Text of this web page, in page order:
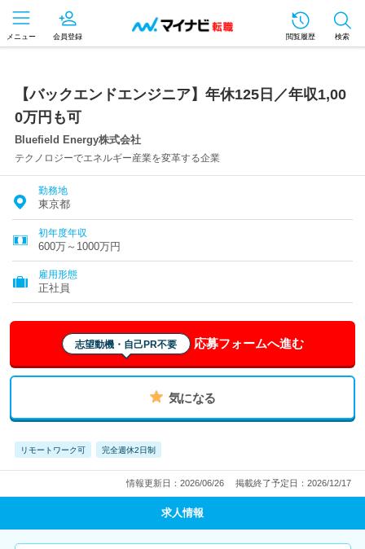
メニュー 会員登録 閲覧履歴 検索
【バックエンドエンジニア】年休125日／年収1,00
0万円も可
Bluefield Energy株式会社
テクノロジーでエネルギー産業を変革する企業
勤務地
東京都
初年度年収
600万～1000万円
雇用形態
正社員
志望動機・自己PR不要 応募フォームへ進む
気になる
リモートワーク可 完全週休2日制
情報更新日：2026/06/26 掲載終了予定日：2026/12/17
求人情報